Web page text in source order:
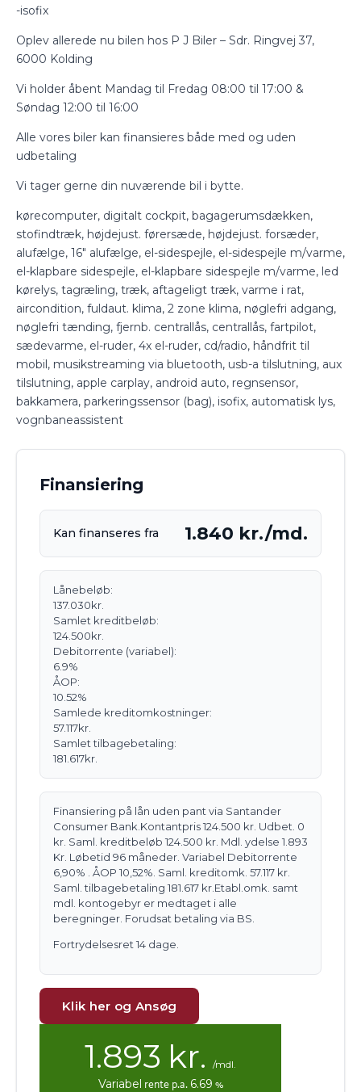
-isofix
Oplev allerede nu bilen hos P J Biler – Sdr. Ringvej 37,
6000 Kolding
Vi holder åbent Mandag til Fredag 08:00 til 17:00 &
Søndag 12:00 til 16:00
Alle vores biler kan finansieres både med og uden
udbetaling
Vi tager gerne din nuværende bil i bytte.
kørecomputer, digitalt cockpit, bagagerumsdækken,
stofindtræk, højdejust. førersæde, højdejust. forsæder,
alufælge, 16″ alufælge, el-sidespejle, el-sidespejle m/varme,
el-klapbare sidespejle, el-klapbare sidespejle m/varme, led
kørelys, tagræling, træk, aftageligt træk, varme i rat,
aircondition, fuldaut. klima, 2 zone klima, nøglefri adgang,
nøglefri tænding, fjernb. centrallås, centrallås, fartpilot,
sædevarme, el-ruder, 4x el-ruder, cd/radio, håndfrit til
mobil, musikstreaming via bluetooth, usb-a tilslutning, aux
tilslutning, apple carplay, android auto, regnsensor,
bakkamera, parkeringssensor (bag), isofix, automatisk lys,
vognbaneassistent
Finansiering
Kan finanseres fra 1.840 kr./md.
Lånebeløb:
137.030kr.
Samlet kreditbeløb:
124.500kr.
Debitorrente (variabel):
6.9%
ÅOP:
10.52%
Samlede kreditomkostninger:
57.117kr.
Samlet tilbagebetaling:
181.617kr.
Finansiering på lån uden pant via Santander
Consumer Bank. Kontantpris 124.500 kr. Udbet. 0
kr. Saml. kreditbeløb 124.500 kr. Mdl. ydelse 1.893
Kr. Løbetid 96 måneder. Variabel Debitorrente
6,90% . ÅOP 10,52%. Saml. kreditomk. 57.117 kr.
Saml. tilbagebetaling 181.617 kr. Etabl.omk. samt
mdl. kontogebyr er medtaget i alle
beregninger. Forudsat betaling via BS.
Fortrydelsesret 14 dage.
Klik her og Ansøg
1.893 kr. /mdl.
Variabel rente p.a. 6.69 %